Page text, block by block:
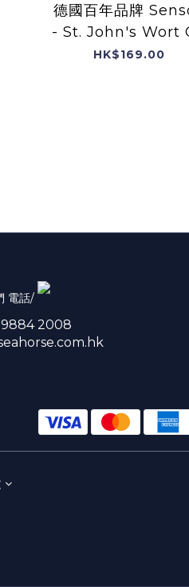
德國百年品牌
- St. John's Wort
聖約翰草油 100ml
HK$169.00
電話/
9884 2008